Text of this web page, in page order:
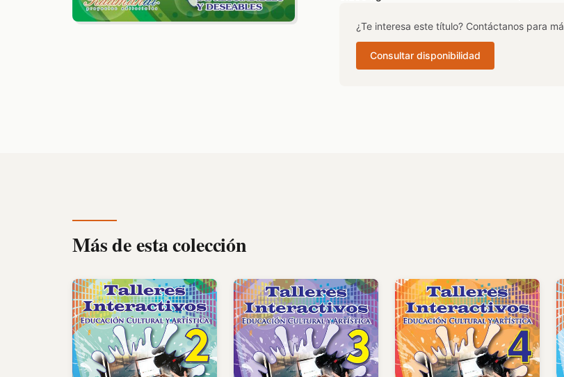
¿Te interesa este título? Contáctanos para
Consultar disponibilidad
Más de esta colección